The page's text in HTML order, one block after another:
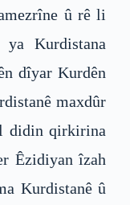
û rê li
Kurdistana
dîyar Kurdên
maxdûr
didin qirkirina
Êzidiyan îzah
Kurdistanê û